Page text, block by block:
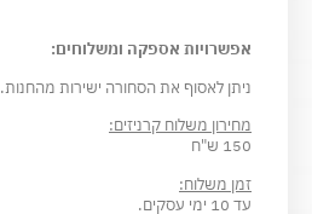
אפשרויות אספקה ומשלוחים:
ניתן לאסוף את הסחורה ישירות מהחנות.
מחירון משלוח קרניזים:
150 ש"ח
זמן משלוח:
עד 10 ימי עסקים.